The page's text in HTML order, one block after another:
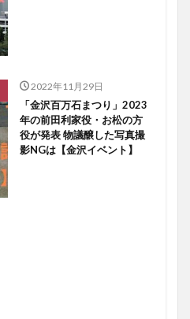
2022年11月29日
「金沢百万石まつり」2023
年の前田利家役・お松の方
役が発表 物議醸した写真撮
影NGは【金沢イベント】